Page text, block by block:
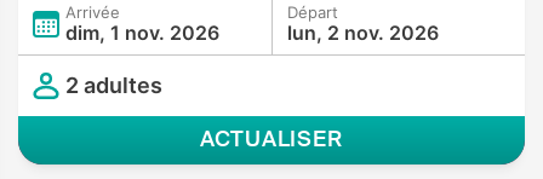
Arrivée
dim, 1 nov. 2026
Départ
lun, 2 nov. 2026
2 adultes
ACTUALISER